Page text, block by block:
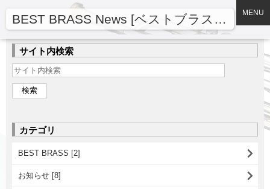
BEST BRASS News [ベストブラスニュース] MENU
サイト内検索
カテゴリ
BEST BRASS [2]
お知らせ [8]